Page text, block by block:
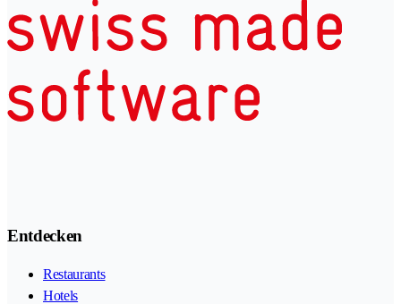
Entdecken
Restaurants
Hotels